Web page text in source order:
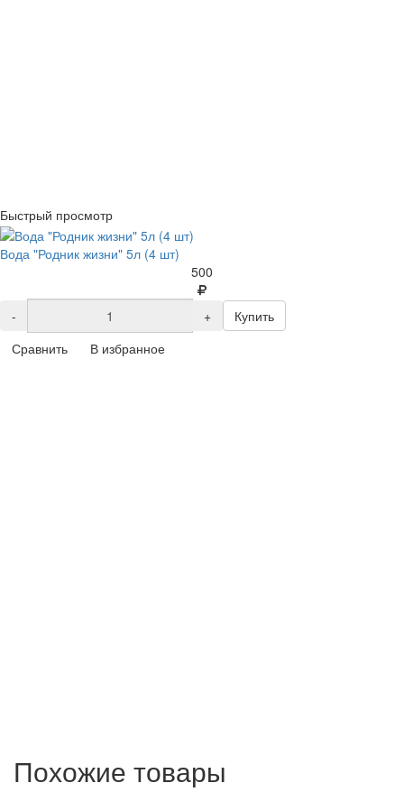
Быстрый просмотр
Вода "Родник жизни" 5л (4 шт)
500
- +
Купить
Сравнить
В избранное
Похожие товары